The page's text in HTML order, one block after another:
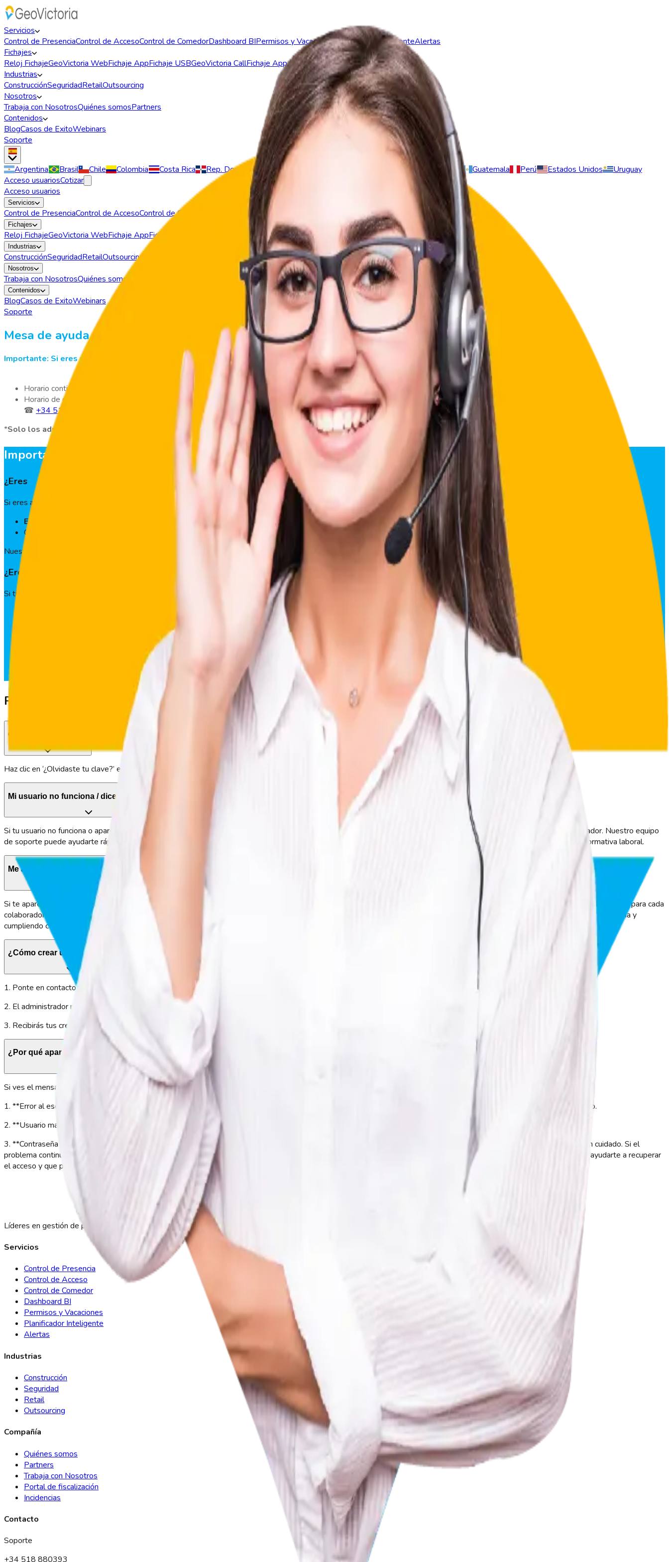
Servicios
Control de PresenciaControl de AccesoControl de ComedorDashboard BIPermisos y VacacionesPlanificador InteligenteAlertas
Fichajes
Reloj FichajeGeoVictoria WebFichaje AppFichaje USBGeoVictoria CallFichaje App Equipos
Industrias
ConstrucciónSeguridadRetailOutsourcing
Nosotros
Trabaja con NosotrosQuiénes somosPartners
Contenidos
BlogCasos de ExitoWebinars
Soporte
Argentina Brasil Chile Colombia Costa Rica Rep. Dominicana Ecuador Panamá El Salvador Guatemala Perú Estados Unidos
Uruguay
Acceso usuariosCotizar
Acceso usuarios
Servicios
Control de PresenciaControl de AccesoControl de Comedor Permisos y Vacaciones Planificador Inteligente Alertas
Fichajes
Reloj FichajeGeoVictoria WebFichaje AppFichaje USB Fichaje App Equipos
Industrias
ConstrucciónSeguridadRetailOutsourcing
Nosotros
Trabaja con NosotrosQuiénes somos
Contenidos
BlogCasos de ExitoWebinars
Soporte
Mesa de ayudaGeoVictoria España
Importante: Si eres un usuario y tienes problemas debes contactar al administrador de tu empresa, no a GeoVictoria.
Horario continuado a través de:
soporte.es@geovictoria.com
Horario de oficina: Lunes a viernes de 8:00 a 18:00 hrs.
☎ +34 518 880393
*Solo los administradores de tu empresa tienen soporte directo de Geovictoria y son ellos quienes deben solucionar tus problemas.
Importante: reciben soporte directo
¿Eres administrador de GeoVictoria en tu empresa?
Si eres administrador y no encontraste lo que buscabas, puedes:
Escribirnos un mail a
O bien,
contactarte directamente con nuestro equipo de soporte
a través de los teléfonos oficiales.
Nuestro equipo estará encantado de ayudarte.
¿Eres un
Si tienes problemas de cualquier tipo como por ejemplo:
Contacta al administrador de tu empresa. Es él quién podrá ayudarte.
Si no sabes quién es tu administrador, te recomendamos consultarlo internamente dentro de tu
empresa.
Preguntas frecuentes sobre ingreso a tu cuenta
Olvidé mi contraseña
Haz clic en ‘¿Olvidaste tu clave?’ en la pantalla de inicio de sesión e ingresa tu correo
Mi usuario no funciona / dice que no existe
Si tu usuario no funciona o aparece como “no existe”, no te preocupes. GeoVictoria ofrece un sistema de asistencia claro e intuitivo, con acceso confiable para cada colaborador. Nuestro equipo
de soporte puede ayudarte rápidamente a recuperar el acceso para que sigas registrando la asistencia en tiempo real, evitando errores en la nómina y cumpliendo con la normativa laboral.
Me aparece mensaje de usuario bloqueado
Si te aparece el mensaje “usuario bloqueado”, no te preocupes. GeoVictoria cuenta con un sistema de asistencia claro e intuitivo, diseñado para mantener un acceso seguro y confiable para cada
colaborador. Solo debes contactar a nuestro equipo de soporte para que desbloquee tu usuario y puedas seguir registrando la asistencia en tiempo real, evitando errores en la nómina y
cumpliendo con la normativa laboral.
¿Cómo crear una nueva cuenta?
1. Ponte en contacto con el área de RR. HH. o el administrador de GeoVictoria en tu empresa para que solicite la creación de tu usuario.
2. El administrador registrará tus datos en la plataforma y configurará tus permisos de acceso de forma segura.
3. Recibirás tus credenciales y las instrucciones para ingresar al sistema y comenzar a registrar tu asistencia en tiempo real.
¿Por qué aparece “usuario o contraseña incorrectos”?
Si ves el mensaje “usuario o contraseña incorrectos”, normalmente se debe a:
1. **Error al escribir la contraseña**: revisa mayúsculas, minúsculas, números y caracteres especiales. Asegúrate de no tener el bloqueo de mayúsculas (Caps Lock) activado.
2. **Usuario mal ingresado**: confirma que estés usando el mismo usuario o correo que te entregó tu empresa.
3. **Contraseña desactualizada o cambiada**: es posible que tu clave haya sido restablecida por seguridad. Para solucionarlo, intenta nuevamente ingresando tus datos con cuidado. Si el
problema continúa, solicita a tu área de RR. HH. o al administrador de GeoVictoria que restablezca tu contraseña. Nuestro equipo de soporte también está disponible para ayudarte a recuperar
el acceso y que puedas seguir registrando tu asistencia en tiempo real sin interrupciones.
Líderes en gestión de presencia y control de personal en toda Europa.
Servicios
Control de Presencia
Control de Acceso
Control de Comedor
Dashboard BI
Permisos y Vacaciones
Planificador Inteligente
Alertas
Industrias
Construcción
Seguridad
Retail
Outsourcing
Compañía
Quiénes somos
Partners
Trabaja con Nosotros
Portal de fiscalización
Incidencias
Contacto
Soporte
+34 518 880393